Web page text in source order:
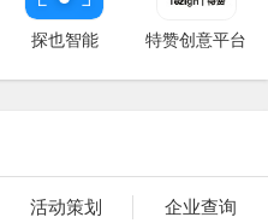
探也智能 特赞创意平台
活动策划 企业查询